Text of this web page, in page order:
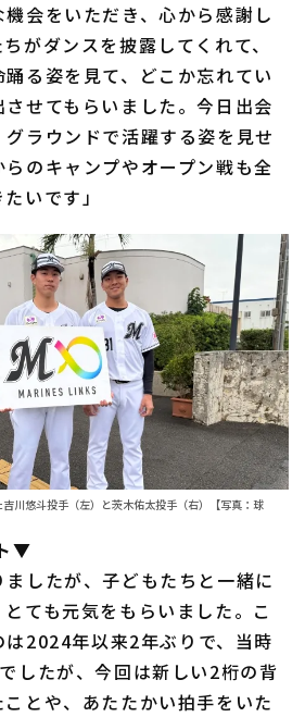
プライバシーポリシー
く） よくある質問
アルバイト募集 （別ウィンドウで開く
機会をいただき、心から感謝し
がダンスを披露してくれて、
る姿を見て、どこか忘れてい
せてもらいました。今日出会
ラウンドで活躍する姿を見せ
のキャンプやオープン戦も全
いです」
川悠斗投手（左）と茨木佑太投手（右）【写真：球
▼
ましたが、子どもたちと一緒に
ても元気をもらいました。こ
2024年以来2年ぶりで、当時
したが、今回は新しい2桁の背
とや、あたたかい拍手をいた